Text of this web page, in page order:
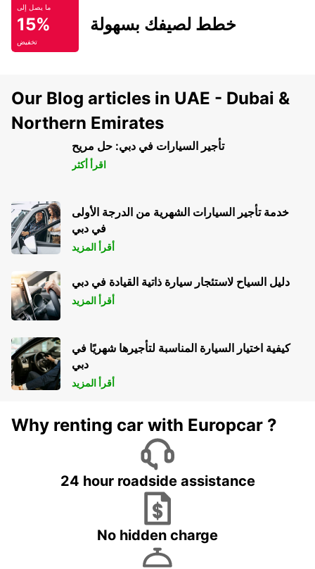
ما يصل إلى
15%
تخفيض
خطط لصيفك بسهولة
Our Blog articles in UAE - Dubai &
Northern Emirates
تأجير السيارات في دبي: حل مريح
اقرأ أكثر
خدمة تأجير السيارات الشهرية من الدرجة الأولى
في دبي
أقرأ المزيد
دليل السياح لاستئجار سيارة ذاتية القيادة في دبي
أقرأ المزيد
كيفية اختيار السيارة المناسبة لتأجيرها شهريًا في
دبي
أقرأ المزيد
Why renting car with Europcar ?
24 hour roadside assistance
No hidden charge